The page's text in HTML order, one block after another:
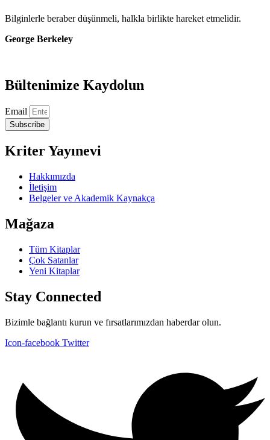
Bilginlerle beraber düşünmeli, halkla birlikte hareket etmelidir.
George Berkeley
Bültenimize Kaydolun
Email
Subscribe
Kriter Yayınevi
Hakkımızda
İletişim
Belgeler ve Akademik Kaynakça
Mağaza
Tüm Kitaplar
Çok Satanlar
Yeni Kitaplar
Stay Connected
Bizimle bağlantı kurun ve fırsatlarımızdan haberdar olun.
Icon-facebook Twitter